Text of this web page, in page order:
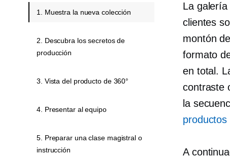
La
clientes
montón
formato
en total.
contraste
la
A
1. Muestra la nueva colección
2. Descubra los secretos de
producción
3. Vista del producto de 360°
4. Presentar al equipo
5. Preparar una clase magistral o
instrucción